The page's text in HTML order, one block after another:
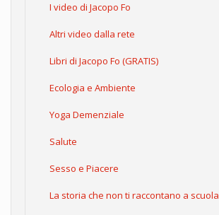
I video di Jacopo Fo
Altri video dalla rete
Libri di Jacopo Fo (GRATIS)
Ecologia e Ambiente
Yoga Demenziale
Salute
Sesso e Piacere
La storia che non ti raccontano a scuola